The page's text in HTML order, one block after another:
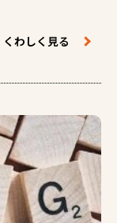
くわしく見る